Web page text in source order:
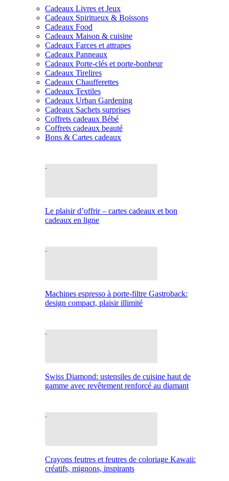
Cadeaux Livres et Jeux
Cadeaux Spiritueux & Boissons
Cadeaux Food
Cadeaux Maison & cuisine
Cadeaux Farces et attrapes
Cadeaux Panneaux
Cadeaux Porte-clés et porte-bonheur
Cadeaux Tirelires
Cadeaux Chaufferettes
Cadeaux Textiles
Cadeaux Urban Gardening
Cadeaux Sachets surprises
Coffrets cadeaux Bébé
Coffrets cadeaux beauté
Bons & Cartes cadeaux
Le plaisir d’offrir – cartes cadeaux et bon
cadeaux en ligne
Machines espresso à porte-filtre Gastroback:
design compact, plaisir illimité
Swiss Diamond: ustensiles de cuisine haut de
gamme avec revêtement renforcé au diamant
Crayons feutres et feutres de coloriage Kawaii:
créatifs, mignons, inspirants